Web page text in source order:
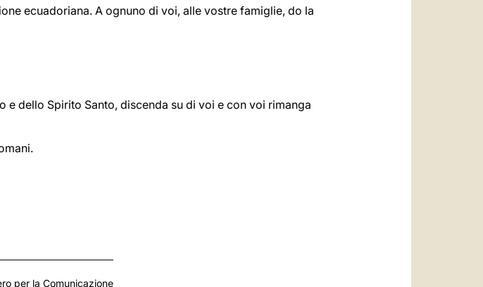
ecuadoriana. A ognuno di voi, alle vostre famiglie, do la
e dello Spirito Santo, discenda su di voi e con voi rimanga
per la Comunicazione